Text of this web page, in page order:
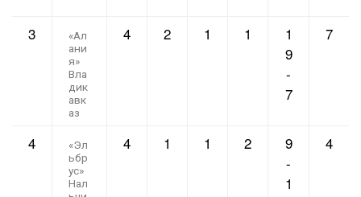
3
«Ал
ани
я»
Вла
дик
авк
аз
4 2 1 1
1
9
-
7
7
4
«Эл
ьбр
ус»
Нал
4 1 1 2
9
-
1
4